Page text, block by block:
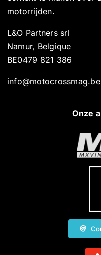
motorrijden.
L&O Partners srl
Namur, Belgique
BE0479 821 386
info@motocrossmag.be
Onze